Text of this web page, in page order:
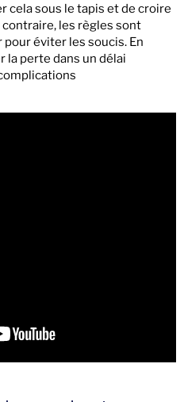
cela sous le tapis et de croire
contraire, les règles sont
éviter les soucis. En
la perte dans un délai